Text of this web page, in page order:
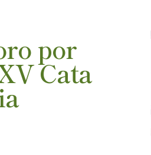
por
Cata